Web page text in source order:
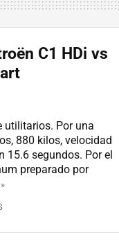
C1 HDi vs
utilitarios. Por una
880 kilos, velocidad
15.6 segundos. Por el
preparado por